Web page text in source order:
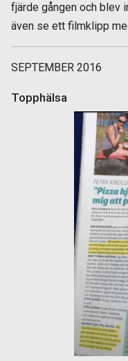
fjärde gången och blev
även se ett filmklipp
SEPTEMBER 2016
Topphälsa